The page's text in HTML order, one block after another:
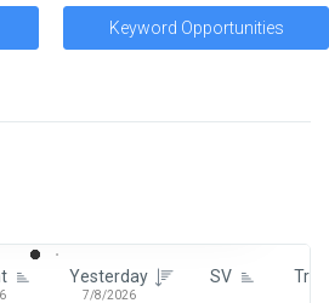
Keyword Opportunities
Yesterday
7/8/2026
SV